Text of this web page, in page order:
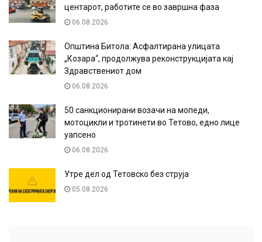
центарот, работите се во завршна фаза
06.08.2026
Општина Битола: Асфалтирана улицата
„Козара“, продолжува реконструкцијата кај
Здравствениот дом
06.08.2026
50 санкционирани возачи на мопеди,
мотоцикли и тротинети во Тетово, едно лице
уапсено
06.08.2026
Утре дел од Тетовско без струја
05.08.2026